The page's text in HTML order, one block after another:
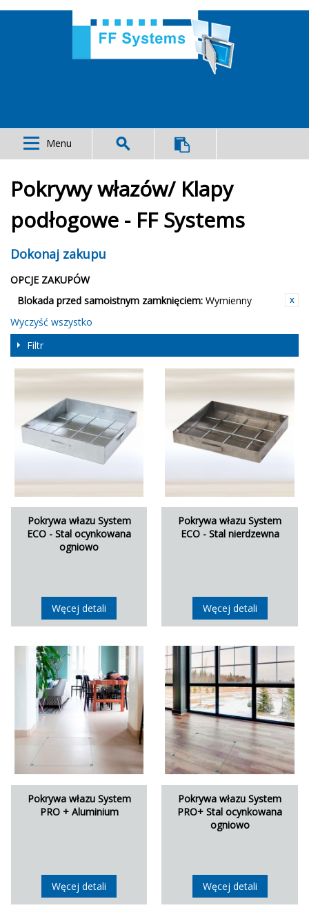
Menu
Pokrywy włazów/ Klapy
podłogowe - FF Systems
Dokonaj zakupu
OPCJE ZAKUPÓW
Blokada przed samoistnym zamknięciem: Wymienny
Wyczyść wszystko
Filtr
Pokrywa włazu System
ECO - Stal ocynkowana
ogniowo
Węcej detali
Pokrywa włazu System
ECO - Stal nierdzewna
Węcej detali
Pokrywa włazu System
PRO + Aluminium
Węcej detali
Pokrywa włazu System
PRO+ Stal ocynkowana
ogniowo
Węcej detali